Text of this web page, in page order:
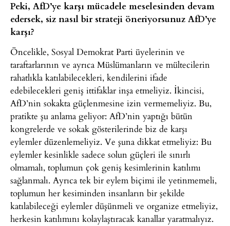
Peki, AfD’ye karşı mücadele meselesinden devam
edersek, siz nasıl bir strateji öneriyorsunuz AfD’ye
karşı?
Öncelikle, Sosyal Demokrat Parti üyelerinin ve
taraftarlarının ve ayrıca Müslümanların ve mültecilerin
rahatlıkla katılabilecekleri, kendilerini ifade
edebilecekleri geniş ittifaklar inşa etmeliyiz. İkincisi,
AfD’nin sokakta güçlenmesine izin vermemeliyiz. Bu,
pratikte şu anlama geliyor: AfD’nin yaptığı bütün
kongrelerde ve sokak gösterilerinde biz de karşı
eylemler düzenlemeliyiz. Ve şuna dikkat etmeliyiz: Bu
eylemler kesinlikle sadece solun güçleri ile sınırlı
olmamalı, toplumun çok geniş kesimlerinin katılımı
sağlanmalı. Ayrıca tek bir eylem biçimi ile yetinmemeli,
toplumun her kesiminden insanların bir şekilde
katılabileceği eylemler düşünmeli ve organize etmeliyiz,
herkesin katılımını kolaylaştıracak kanallar yaratmalıyız.